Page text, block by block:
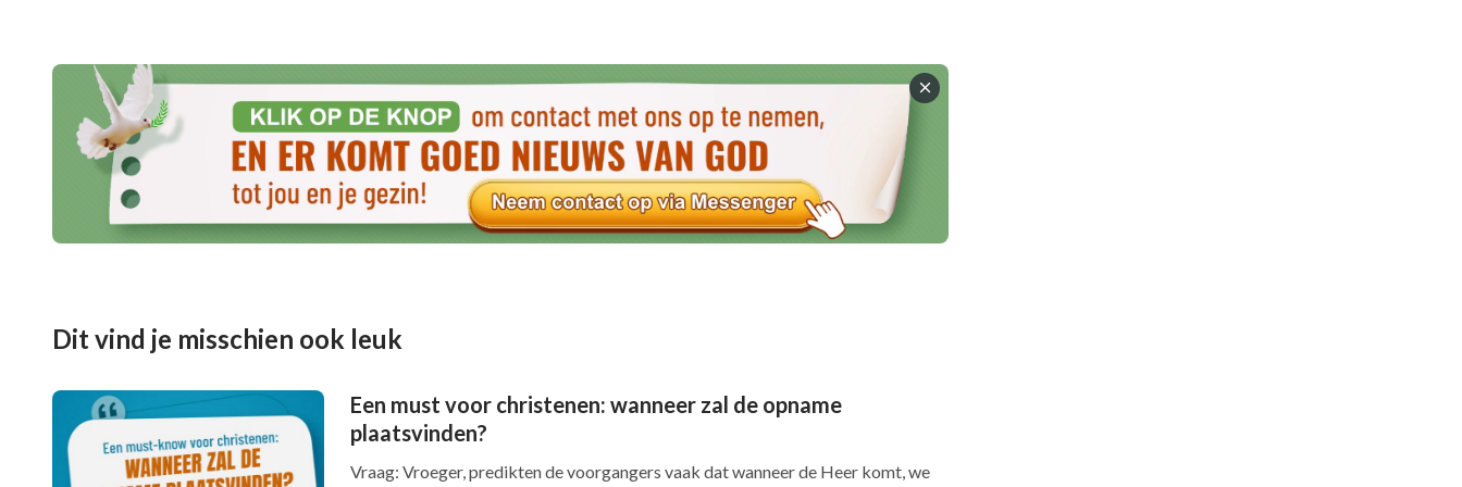
Gods werk” met diepe genegenheid zong. Deze videoclip laat zien hoe deze zuster haar
verdorven gezindheid onthult, haar rebellie realiseert na het lezen van de woorden van
Almachtige God en zich uiteindelijk aan Gods werk overgeeft. De ervaring van de zus heeft
me erg geraakt. De liedjes die ik in mijn kerk had gehoord, drukten allemaal de
dankbaarheid en lof van gelovigen voor God uit. Ik had geen enkel lied gehoord dat liet zien
twintig jaar in de Heer Jezus hadden geloofd. We leefden in de situatie dat we overdag
van de zonde af te komen. Deze hymne zong de gevoelens van ons hart. Toen ik uit deze
hymne wist dat Gods oordeelswerk mensen kon zuiveren en veranderen, voelde ik Gods
Dit vind je misschien ook leuk
Een must voor christenen: wanneer zal de opname
plaatsvinden?
Vraag: Vroeger, predikten de voorgangers vaak dat wanneer de Heer komt, we